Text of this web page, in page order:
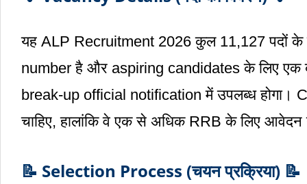
यह ALP Recruitment 2026 कुल 11,127 पदों के
number है और aspiring candidates के लिए
break-up official notification में उपलब्ध होगा।
चाहिए, हालांकि वे एक से अधिक RRB के लिए
📝 Selection Process (चयन प्रक्रिया) 📝